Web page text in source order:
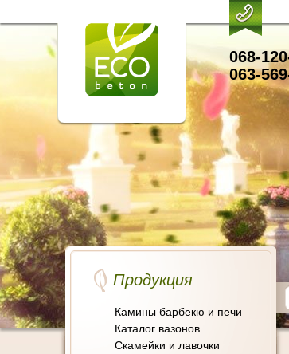
068-
063-
Продукция
Камины барбекю и печи
Каталог вазонов
Скамейки и лавочки